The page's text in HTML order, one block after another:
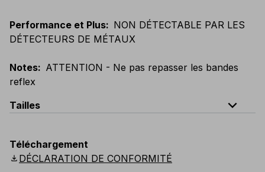
Performance et Plus: NON DÉTECTABLE PAR LES
DÉTECTEURS DE MÉTAUX
Notes: ATTENTION - Ne pas repasser les bandes
reflex
Tailles
expand_less
Scandinavian: 44
Téléchargement
download DÉCLARATION DE CONFORMITÉ